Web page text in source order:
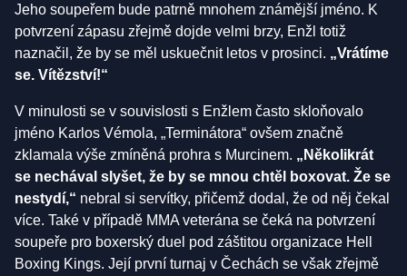
Jeho soupeřem bude patrně mnohem známější jméno. K
potvrzení zápasu zřejmě dojde velmi brzy, Enžl totiž
naznačil, že by se měl uskuečnit letos v prosinci. „Vrátíme
se. Vítězství!“
V minulosti se v souvislosti s Enžlem často skloňovalo
jméno Karlos Vémola, „Terminátora“ ovšem značně
zklamala výše zmíněná prohra s Murcinem. „Několikrát
se nechával slyšet, že by se mnou chtěl boxovat. Že se
nestydí,“ nebral si servítky, přičemž dodal, že od něj čekal
více. Také v případě MMA veterána se čeká na potvrzení
soupeře pro boxerský duel pod záštitou organizace Hell
Boxing Kings. Její první turnaj v Čechách se však zřejmě